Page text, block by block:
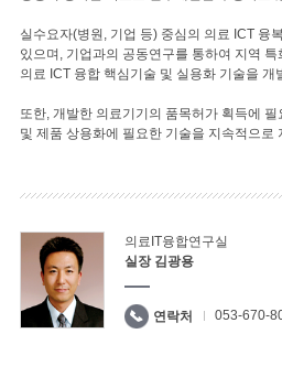
실수요자(병원, 기업 등) 중심의 의료 ICT 융
있으며, 기업과의 공동연구를 통하여 지역
의료 ICT 융합 핵심기술 및 실용화 기술을 개
또한, 개발한 의료기기의 품목허가 획득에
및 제품 상용화에 필요한 기술을 지속적으로
의료IT융합연구실
실장 김광용
연락처 053-670-